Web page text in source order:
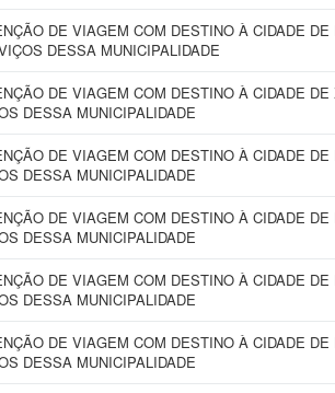
DE VIAGEM COM DESTINO À CIDADE DE
DESSA MUNICIPALIDADE
DE VIAGEM COM DESTINO À CIDADE
DESSA MUNICIPALIDADE
DE VIAGEM COM DESTINO À CIDADE
DESSA MUNICIPALIDADE
DE VIAGEM COM DESTINO À CIDADE
DESSA MUNICIPALIDADE
DE VIAGEM COM DESTINO À CIDADE
DESSA MUNICIPALIDADE
DE VIAGEM COM DESTINO À CIDADE
DESSA MUNICIPALIDADE